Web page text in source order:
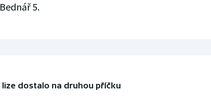
5.
dostalo na druhou příčku